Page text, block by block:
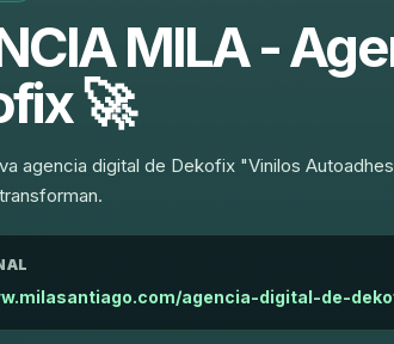
MILA -
🚀
agencia digital de Dekofix "Vinilos
agencia-digital-de-